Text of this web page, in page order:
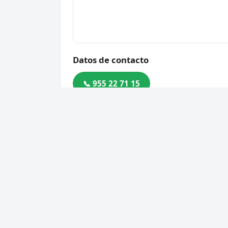
Datos de contacto
📞 955 22 71 15